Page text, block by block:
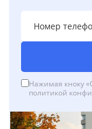
Нажимая кноку
политикой